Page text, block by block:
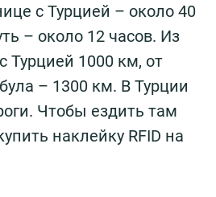
с Турцией – около 40
– около 12 часов. Из
Турцией 1000 км, от
– 1300 км. В Турции
Чтобы ездить там
наклейку RFID на